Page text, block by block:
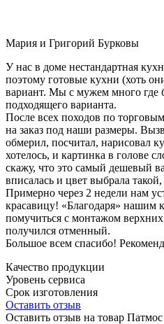
Мария и Григорий Бурковы
У нас в доме нестандартная
поэтому готовые кухни (хоть
вариант. Мы с мужем много где
подходящего варианта.
После всех походов по
на заказ под наши размеры.
обмерил, посчитал, нарисовал
хотелось, и картинка в голове
скажу, что это самый дешевый
вписалась и цвет выбрала
Примерно через 2 недели нам
красавицу! «Благодаря»
помучиться с монтажом
получился отменный.
Большое всем спасибо!
Качество продукции
Уровень сервиса
Срок изготовления
Оставить отзыв
Оставить отзыв на товар Патмос